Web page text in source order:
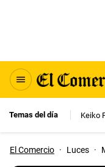
Temas del día Keiko
El Comercio · Luces ·